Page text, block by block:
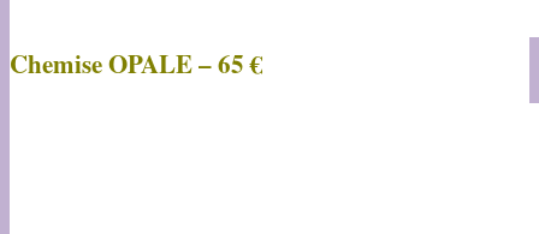
Chemise OPALE – 65 €